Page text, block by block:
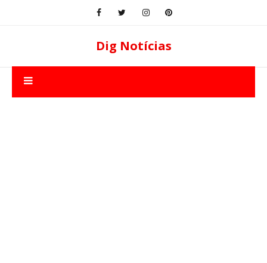
Dig Notícias